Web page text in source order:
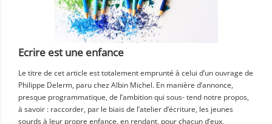
Ecrire est une enfance
Le titre de cet article est totalement emprunté à celui d’un ouvrage de
Philippe Delerm, paru chez Albin Michel. En manière d’annonce,
presque programmatique, de l’ambition qui sous- tend notre propos,
à savoir : raccorder, par le biais de l’atelier d’écriture, les jeunes
sourds à leur propre enfance, en rendant, pour chacun d’eux,